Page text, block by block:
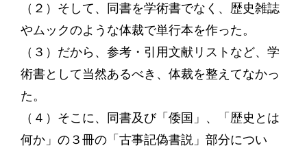
（２）そして、同書を学術書でなく、歴史雑誌
やムックのような体裁で単行本を作った。
（３）だから、参考・引用文献リストなど、学
術書として当然あるべき、体裁を整えてなかっ
た。
（４）そこに、同書及び「倭国」、「歴史とは
何か」の３冊の「古事記偽書説」部分につい